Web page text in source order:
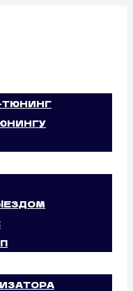
ТЮНИНГ